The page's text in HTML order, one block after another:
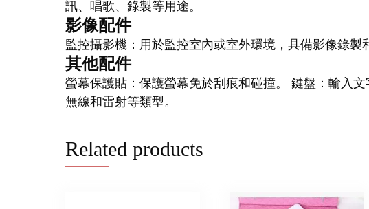
訊、唱歌、錄製等用途。
影像配件
監控攝影機：用於監控室內或室外環境，具備影像錄
其他配件
螢幕保護貼：保護螢幕免於刮痕和碰撞。 鍵盤：輸入
無線和雷射等類型。
Related products